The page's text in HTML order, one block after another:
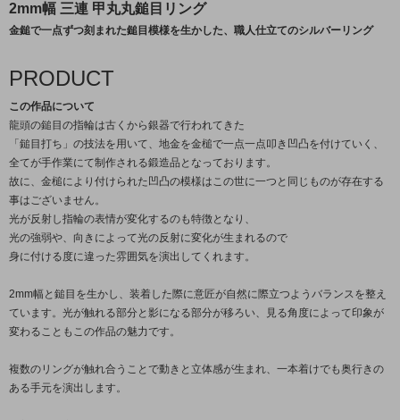
2mm幅 三連 甲丸丸鎚目リング
金鎚で一点ずつ刻まれた鎚目模様を生かした、職人仕立てのシルバーリング
PRODUCT
この作品について
龍頭の鎚目の指輪は古くから銀器で行われてきた
「鎚目打ち」の技法を用いて、地金を金槌で一点一点叩き凹凸を付けていく、
全てが手作業にて制作される鍛造品となっております。
故に、金槌により付けられた凹凸の模様はこの世に一つと同じものが存在する
事はございません。
光が反射し指輪の表情が変化するのも特徴となり、
光の強弱や、向きによって光の反射に変化が生まれるので
身に付ける度に違った雰囲気を演出してくれます。
2mm幅と鎚目を生かし、装着した際に意匠が自然に際立つようバランスを整え
ています。光が触れる部分と影になる部分が移ろい、見る角度によって印象が
変わることもこの作品の魅力です。
複数のリングが触れ合うことで動きと立体感が生まれ、一本着けでも奥行きの
ある手元を演出します。